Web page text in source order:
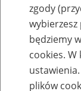
Zaproś
zgody
wybierzesz
będziemy
cookies. W
plików